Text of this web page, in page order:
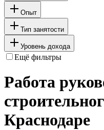
Опыт
Тип занятости
Уровень дохода
Ещё фильтры
Работа
Краснодаре